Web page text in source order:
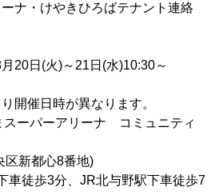
ナ・けやきひろばテナント連絡
20日(火)～21日(水)10:30～
開催日時が異なります。
ーパーアリーナ コミュニティ
区新都心8番地)
車徒歩3分、JR北与野駅下車徒歩7